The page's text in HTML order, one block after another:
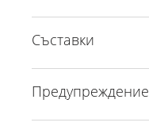
Съставки
Предупреждение